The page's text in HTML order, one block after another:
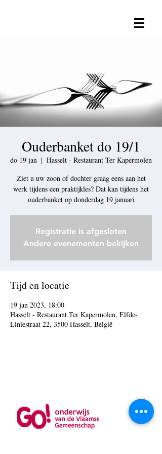
Ouderbanket do 19/1
do 19 jan
  |
Hasselt - Restaurant Ter Kapermolen
Ziet u uw zoon of dochter graag eens aan het
werk tijdens een praktijkles? Dat kan tijdens het
ouderbanket op donderdag 19 januari
Registratie is afgesloten
Andere evenementen bekijken
Tijd en locatie
19 jan 2023, 18:00
Hasselt - Restaurant Ter Kapermolen, Elfde-
Liniestraat 22, 3500 Hasselt, België